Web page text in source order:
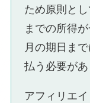
ため原則と
までの所得
月の期日ま
払う必要があ
アフィリエ